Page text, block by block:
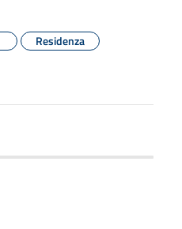
Residenza